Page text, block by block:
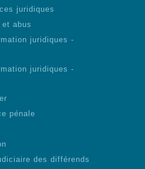
juridiques
abus
juridiques -
juridiques -
pénale
des différends